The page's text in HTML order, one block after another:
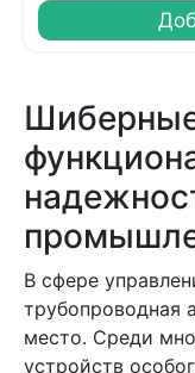
В сфере
трубопроводная
место. Среди
устройств